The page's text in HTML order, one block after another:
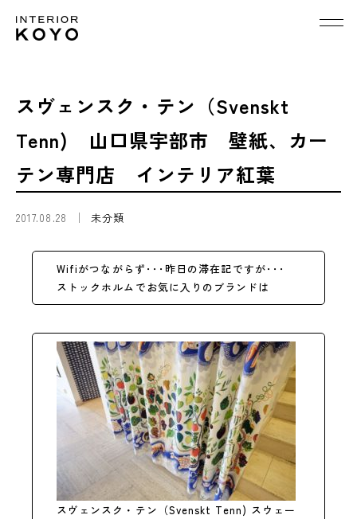
スヴェンスク・テン（Svenskt
Tenn) 山口県宇部市 壁紙、カー
テン専門店 インテリア紅葉
2017.08.28 未分類
Wifiがつながらず･･･昨日の滞在記ですが･･･
ストックホルムでお気に入りのブランドは
スヴェンスク・テン（Svenskt Tenn) スウェー